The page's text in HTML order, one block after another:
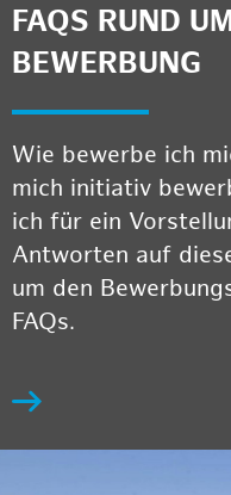
FAQS RUND
BEWERBUNG
Wie bewerbe ich
mich initiativ
ich für ein
Antworten auf
um den
FAQs.